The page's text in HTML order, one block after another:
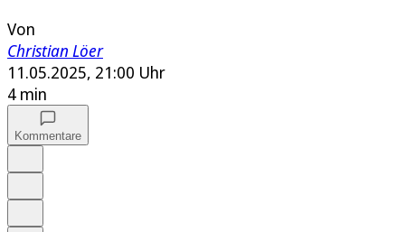
Von
Christian Löer
11.05.2025, 21:00 Uhr
4 min
Kommentare